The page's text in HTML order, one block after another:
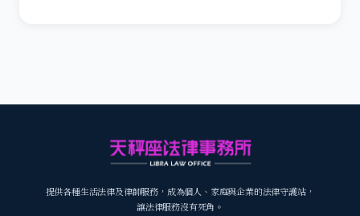
提供各種生活法律及律師服務，成為個人、家庭與企業的法律守護站，
讓法律服務沒有死角。